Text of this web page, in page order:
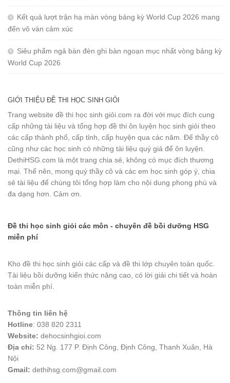
Kết quả lượt trận hạ màn vòng bảng kỳ World Cup 2026 mang
đến vô vàn cảm xúc
Siêu phẩm ngả bàn đèn ghi bàn ngoạn mục nhất vòng bảng kỳ
World Cup 2026
GIỚI THIỆU ĐỀ THI HỌC SINH GIỎI
Trang website đề thi học sinh giỏi.com ra đời với mục đích cung
cấp những tài liệu và tổng hợp đề thi ôn luyện học sinh giỏi theo
các cấp thành phố, cấp tỉnh, cấp huyện qua các năm. Để thầy cô
cũng như các học sinh có những tài liệu quý giá để ôn luyện.
DethiHSG.com là một trang chia sẻ, không có mục đích thương
mại. Thế nên, mong quý thầy cô và các em học sinh góp ý, chia
sẻ tài liệu để chúng tôi tổng hợp làm cho nội dung phong phú và
đa dạng hơn. Cảm ơn.
Đề thi học sinh giỏi các môn - chuyên đề bồi dưỡng HSG
miễn phí
Kho đề thi học sinh giỏi các cấp và đề thi lớp chuyên toàn quốc.
Tài liệu bồi dưỡng kiến thức nâng cao, có lời giải chi tiết và hoàn
toàn miễn phí.
Thông tin liên hệ
Hotline: 038 820 2311
Website: dehocsinhgioi.com
Địa chỉ: 52 Ng. 177 P. Định Công, Định Công, Thanh Xuân, Hà
Nội
Gmail: dethihsg.com@gmail.com